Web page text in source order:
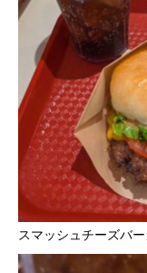
スマッシュチーズバ